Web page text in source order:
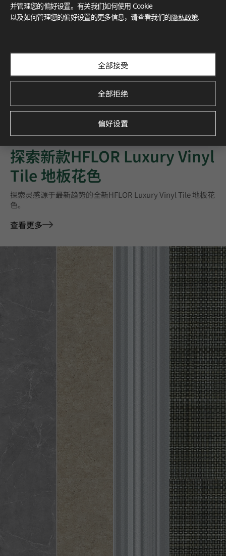
订阅我们的新闻通讯
探索创新项目、独特色彩与最新新闻和趋势
探索新款HFLOR Luxury Vinyl
Tile 地板花色
探索灵感源于最新趋势的全新HFLOR Luxury Vinyl Tile 地板花
色。
查看更多
并管理您的偏好设置。有关我们如何使用 Cookie
以及如何管理您的偏好设置的更多信息，请查看我们的隐私政策.
全部接受
全部拒绝
偏好设置